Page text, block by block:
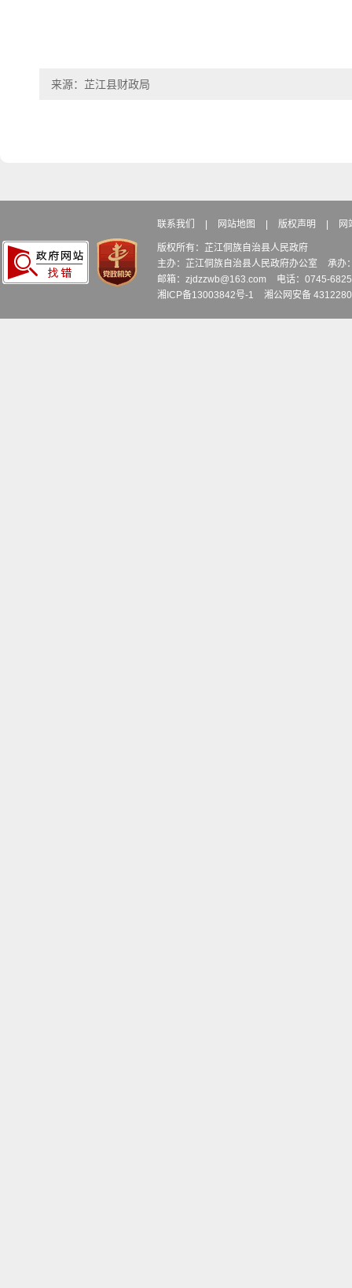
来源：芷江县财政局
联系我们 网站地图 版权声明 网
版权所有：芷江侗族自治县人民政府
主办：芷江侗族自治县人民政府办公室
承办
邮箱：zjdzzwb@163.com
电话：0745-
湘ICP备13003842号-1
湘公网安备